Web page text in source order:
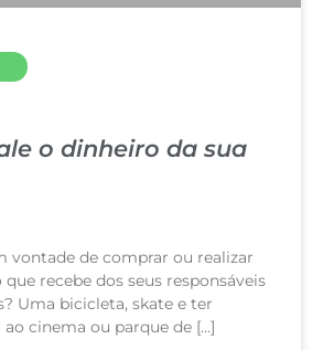
o dinheiro da sua
vontade de comprar ou realizar
recebe dos seus responsáveis
Uma bicicleta, skate e ter
cinema ou parque de […]